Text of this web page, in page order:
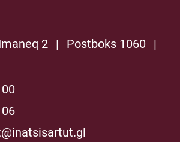
2 | Postboks 1060
|